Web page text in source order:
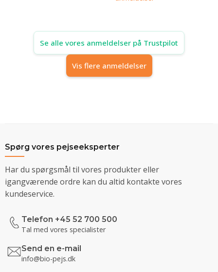
Se alle vores anmeldelser på Trustpilot
Vis flere anmeldelser
Spørg vores pejseeksperter
Har du spørgsmål til vores produkter eller
igangværende ordre kan du altid kontakte vores
kundeservice.
Telefon +45 52 700 500
Tal med vores specialister
Send en e-mail
info@bio-pejs.dk